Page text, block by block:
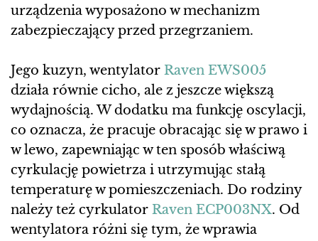
urządzenia wyposażono w mechanizm
zabezpieczający przed przegrzaniem.
Jego kuzyn, wentylator Raven EWS005
działa równie cicho, ale z jeszcze większą
wydajnością. W dodatku ma funkcję oscylacji,
co oznacza, że pracuje obracając się w prawo i
w lewo, zapewniając w ten sposób właściwą
cyrkulację powietrza i utrzymując stałą
temperaturę w pomieszczeniach. Do rodziny
należy też cyrkulator Raven ECP003NX. Od
wentylatora różni się tym, że wprawia